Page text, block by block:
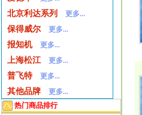
北京利达系列 更多...
保得威尔 更多...
报知机 更多...
上海松江 更多...
普飞特 更多...
其他品牌
更多...
热门商品排行